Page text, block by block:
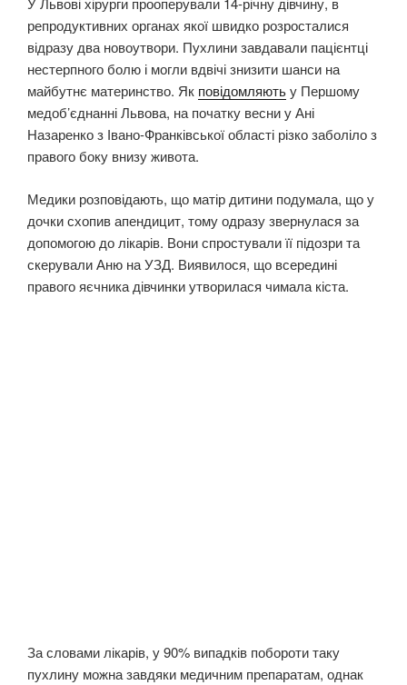
репродуктивних органах якої швидко розросталися
відразу два новоутвори. Пухлини завдавали пацієнтці
нестерпного болю і могли вдвічі знизити шанси на
майбутнє материнство. Як повідомляютьу Першому
медоб’єднанні Львова, на початку весни у Ані
Назаренко з Івано-Франківської області різко заболіло з
правого боку внизу живота.
Медики розповідають, що матір дитини подумала, що у
дочки схопив апендицит, тому одразу звернулася за
допомогою до лікарів. Вони спростували її підозри та
скерували Аню на УЗД. Виявилося, що всередині
правого яєчника дівчинки утворилася чимала кіста.
За словами лікарів, у 90% випадків побороти таку
пухлину можна завдяки медичним препаратам, однак